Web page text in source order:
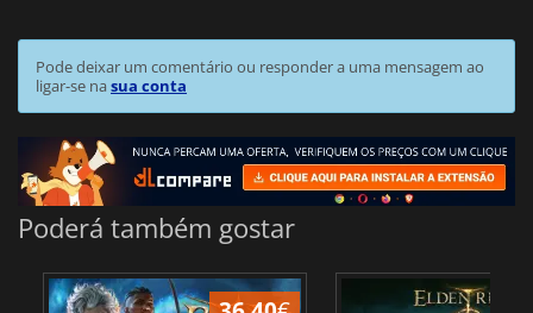
Pode deixar um comentário ou responder a uma mensagem ao
ligar-se nasua conta
Poderá também gostar